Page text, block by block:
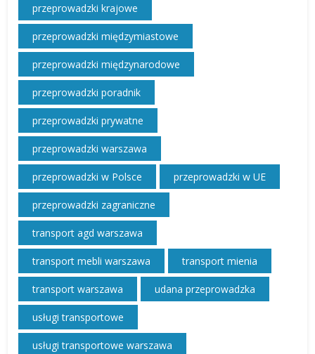
przeprowadzki krajowe
przeprowadzki międzymiastowe
przeprowadzki międzynarodowe
przeprowadzki poradnik
przeprowadzki prywatne
przeprowadzki warszawa
przeprowadzki w Polsce przeprowadzki w UE
przeprowadzki zagraniczne
transport agd warszawa
transport mebli warszawa transport mienia
transport warszawa udana przeprowadzka
usługi transportowe
usługi transportowe warszawa